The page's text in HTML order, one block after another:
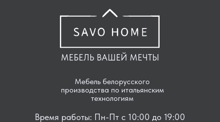
Время работы: Пн-Пт с 10:00 до 19:00
Мебель белорусского
производства по итальянским
технологиям
МЕБЕЛЬ ВАШЕЙ МЕЧТЫ